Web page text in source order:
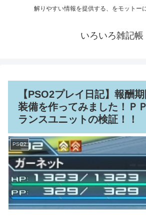
解りやすい情報を提供する、をモットー
いろいろ雑記帳
【PSO2プレイ日記】報酬
装備を作ってみました！Ｐ
ランスユニットの検証！！
PSO2